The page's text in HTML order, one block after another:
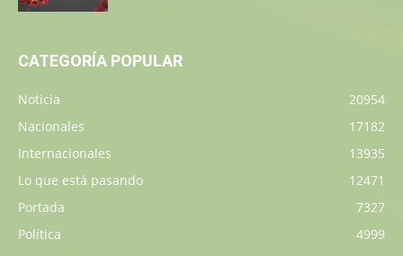
CATEGORÍA POPULAR
Noticia
20954
Nacionales
17182
Internacionales
13935
Lo que está pasando
12471
Portada
7327
Política
4999